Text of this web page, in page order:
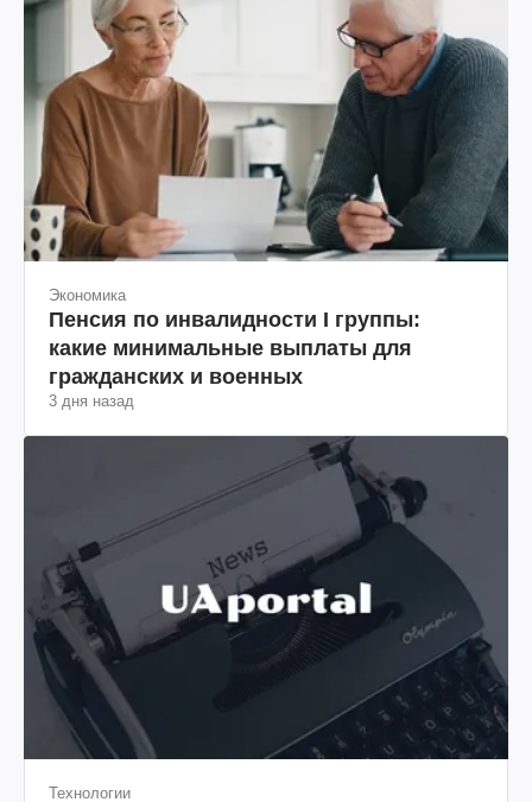
Экономика
Пенсия по инвалидности I группы:
какие минимальные выплаты для
гражданских и военных
3 дня назад
Технологии